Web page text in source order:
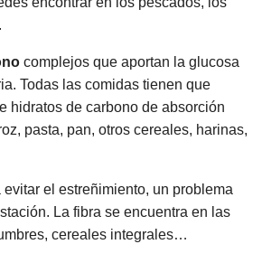
complejos que aportan la glucosa
Todas las comidas tienen que
hidratos de carbono de absorción
pasta, pan, otros cereales, harinas,
evitar el estreñimiento, un problema
La fibra se encuentra en las
cereales integrales…